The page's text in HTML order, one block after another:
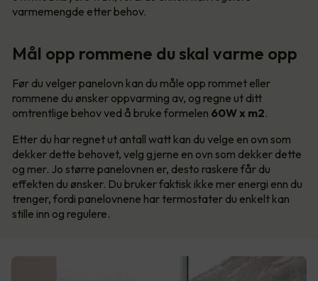
varmemengde etter behov.
Mål opp rommene du skal varme opp
Før du velger panelovn kan du måle opp rommet eller
rommene du ønsker oppvarming av, og regne ut ditt
omtrentlige behov ved å bruke formelen 60W x m2.
Etter du har regnet ut antall watt kan du velge en ovn som
dekker dette behovet, velg gjerne en ovn som dekker dette
og mer. Jo større panelovnen er, desto raskere får du
effekten du ønsker. Du bruker faktisk ikke mer energi enn du
trenger, fordi panelovnene har termostater du enkelt kan
stille inn og regulere.